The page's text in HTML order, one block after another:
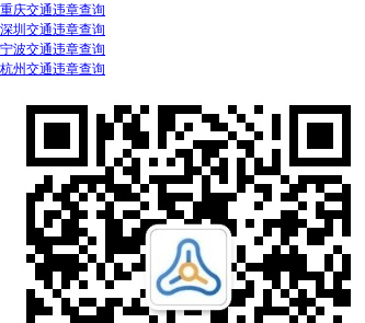
重庆交通违章查询
深圳交通违章查询
宁波交通违章查询
杭州交通违章查询